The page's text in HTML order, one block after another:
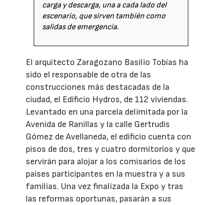
carga y descarga, una a cada lado del
escenario, que sirven también como
salidas de emergencia.
El arquitecto Zaragozano Basilio Tobías ha
sido el responsable de otra de las
construcciones más destacadas de la
ciudad, el Edificio Hydros, de 112 viviendas.
Levantado en una parcela delimitada por la
Avenida de Ranillas y la calle Gertrudis
Gómez de Avellaneda, el edificio cuenta con
pisos de dos, tres y cuatro dormitorios y que
servirán para alojar a los comisarios de los
países participantes en la muestra y a sus
familias. Una vez finalizada la Expo y tras
las reformas oportunas, pasarán a sus